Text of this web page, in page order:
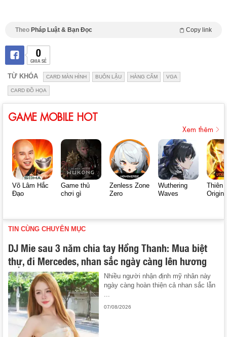
Theo Pháp Luật & Bạn Đọc Copy link
0
CHIA SẺ
TỪ KHÓA CARD MÀN HÌNH BUÔN LẬU HÀNG CẤM VGA
CARD ĐỒ HỌA
GAME MOBILE HOT
Xem thêm
Võ Lâm Hắc
Đạo
Game thủ
chơi gì
Zenless Zone
Zero
Wuthering
Waves
Thiên
Origin
TIN CÙNG CHUYÊN MỤC
DJ Mie sau 3 năm chia tay Hồng Thanh: Mua biệt
thự, đi Mercedes, nhan sắc ngày càng lên hương
Nhiều người nhận định mỹ nhân này
ngày càng hoàn thiện cả nhan sắc lẫn
...
07/08/2026